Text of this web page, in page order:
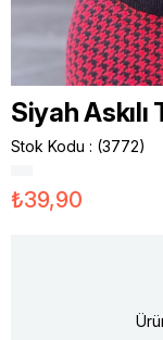
Siyah Askılı
Stok Kodu (3772)
₺39,90